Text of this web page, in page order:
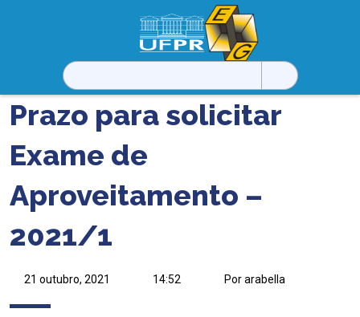
Pesquisar
por:
Prazo para solicitar
Exame de
Aproveitamento –
2021/1
21 outubro, 2021 14:52 Por arabella